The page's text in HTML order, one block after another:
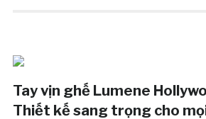
Tay vịn ghế Lumene
Thiết kế sang trọng cho